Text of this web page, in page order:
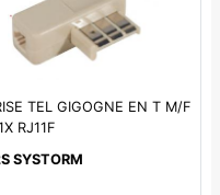
TEL GIGOGNE EN T M/F
RJ11F
SYSTORM